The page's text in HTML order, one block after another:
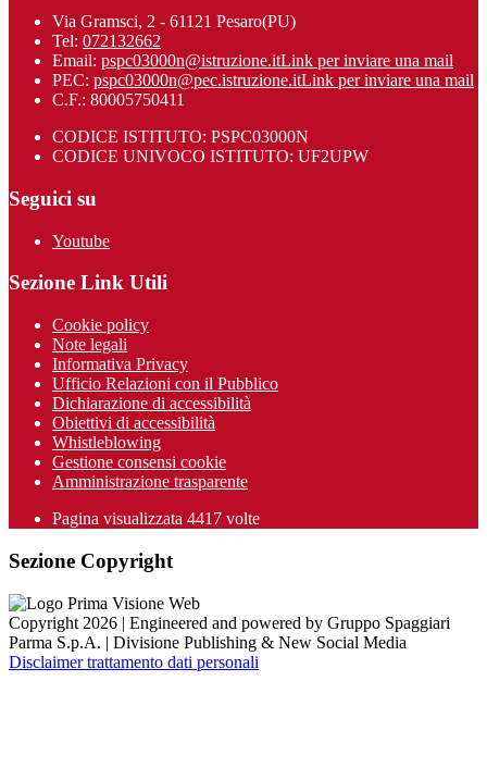
Via Gramsci, 2 - 61121 Pesaro(PU)
Tel: 072132662
Email: pspc03000n@istruzione.itLink per inviare una mail
PEC: pspc03000n@pec.istruzione.itLink per inviare una mail
C.F.: 80005750411
CODICE ISTITUTO: PSPC03000N
CODICE UNIVOCO ISTITUTO: UF2UPW
Seguici su
Youtube
Sezione Link Utili
Cookie policy
Note legali
Informativa Privacy
Ufficio Relazioni con il Pubblico
Dichiarazione di accessibilità
Obiettivi di accessibilità
Whistleblowing
Gestione consensi cookie
Amministrazione trasparente
Pagina visualizzata 4417 volte
Sezione Copyright
Copyright 2026 | Engineered and powered by Gruppo Spaggiari
Parma S.p.A. | Divisione Publishing & New Social Media
Disclaimer trattamento dati personali